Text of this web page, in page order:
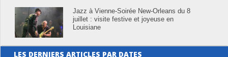
Jazz à Vienne-Soirée New-Orleans du 8
juillet : visite festive et joyeuse en
Louisiane
LES DERNIERS ARTICLES PAR DATES